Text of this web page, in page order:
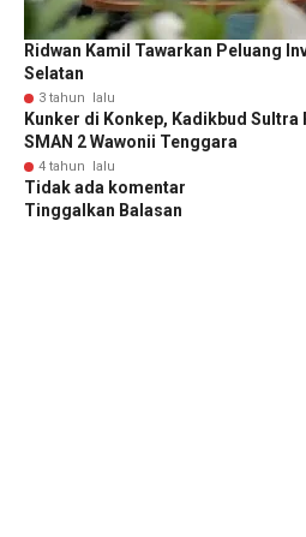
Ridwan Kamil Tawarkan Peluang
Selatan
3 tahun lalu
Kunker di Konkep, Kadikbud Sultra
SMAN 2 Wawonii Tenggara
4 tahun lalu
Tidak ada komentar
Tinggalkan Balasan